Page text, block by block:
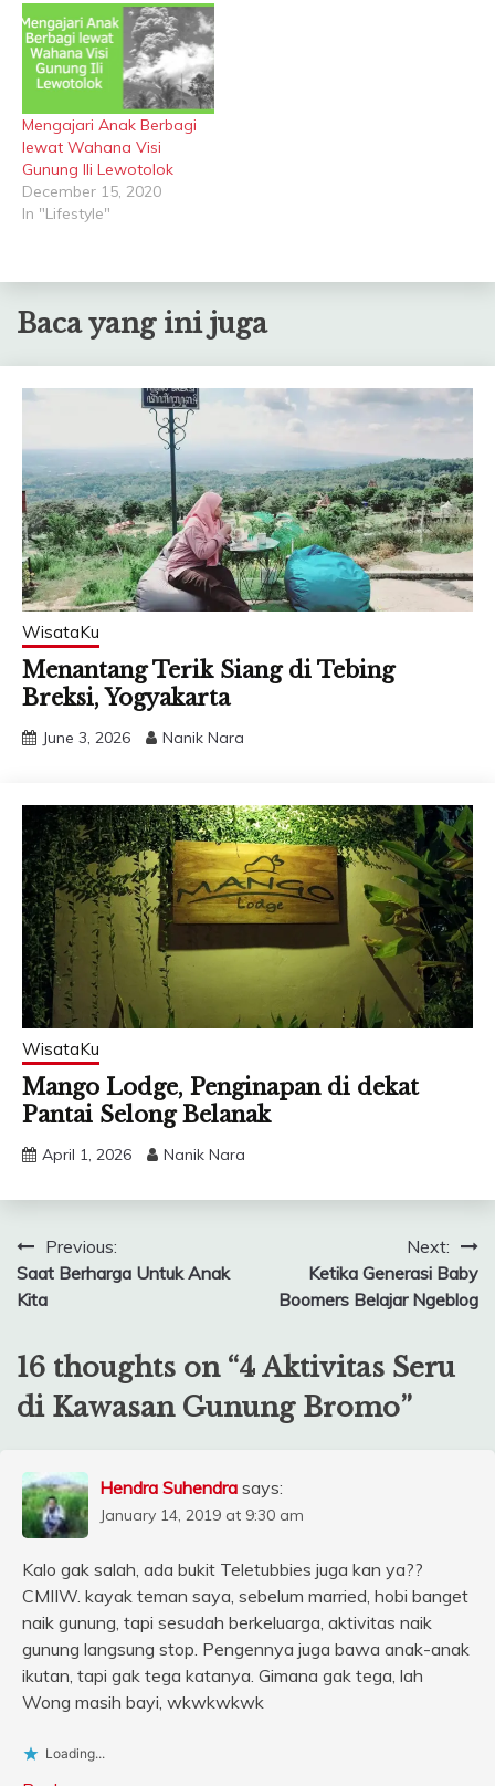
Mengajari Anak Berbagi
lewat Wahana Visi
Gunung Ili Lewotolok
December 15, 2020
In "Lifestyle"
Baca yang ini juga
WisataKu
Menantang Terik Siang di Tebing
Breksi, Yogyakarta
June 3, 2026 Nanik Nara
WisataKu
Mango Lodge, Penginapan di dekat
Pantai Selong Belanak
April 1, 2026 Nanik Nara
Post
navigation
Previous:
Saat Berharga Untuk Anak
Kita
Next:
Ketika Generasi Baby
Boomers Belajar Ngeblog
16 thoughts on “4 Aktivitas Seru
di Kawasan Gunung Bromo”
Hendra Suhendra says:
January 14, 2019 at 9:30 am
Kalo gak salah, ada bukit Teletubbies juga kan ya??
CMIIW. kayak teman saya, sebelum married, hobi banget
naik gunung, tapi sesudah berkeluarga, aktivitas naik
gunung langsung stop. Pengennya juga bawa anak-anak
ikutan, tapi gak tega katanya. Gimana gak tega, lah
Wong masih bayi, wkwkwkwk
Loading...